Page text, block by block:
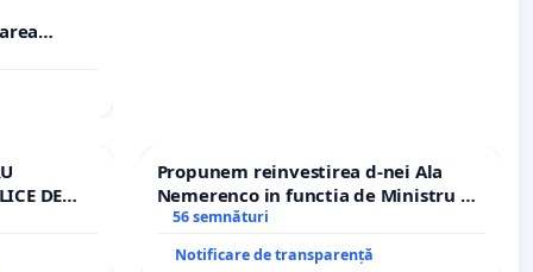
Ciprian
DE
Propunem reinvestirea d-nei Ala
Nemerenco in functia de Ministru al
Sanatatii
56 semnături
Notificare de transparență